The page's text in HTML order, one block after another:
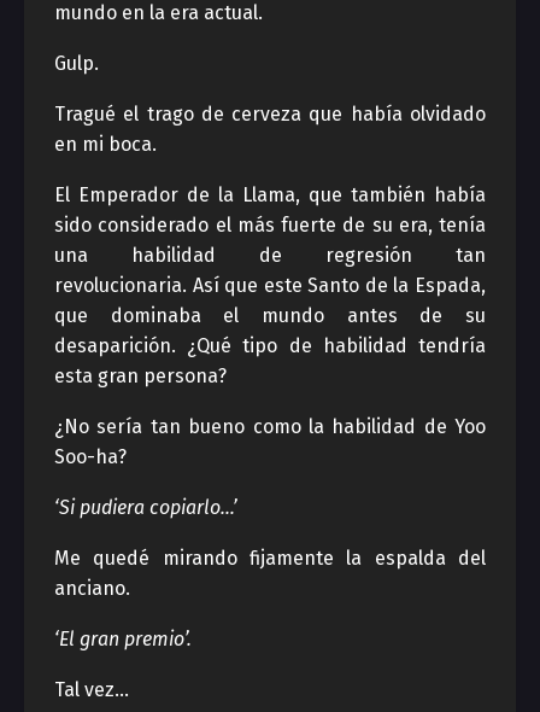
mundo en la era actual.
Gulp.
Tragué el trago de cerveza que había olvidado
en mi boca.
El Emperador de la Llama, que también había
sido considerado el más fuerte de su era, tenía
una habilidad de regresión tan
revolucionaria. Así que este Santo de la Espada,
que dominaba el mundo antes de su
desaparición. ¿Qué tipo de habilidad tendría
esta gran persona?
¿No sería tan bueno como la habilidad de Yoo
Soo-ha?
‘Si pudiera copiarlo…’
Me quedé mirando fijamente la espalda del
anciano.
‘El gran premio’.
Tal vez…